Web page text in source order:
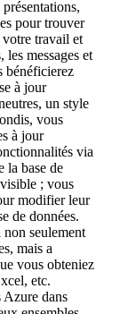
pour trouver
votre travail et
les messages et
bénéficierez
à jour
un style
vous
à jour
via
la base de
; vous
modifier leur
de données.
seulement
mais a
vous obteniez
etc.
Azure dans